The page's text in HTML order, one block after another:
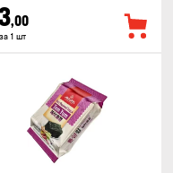
,00
1 шт